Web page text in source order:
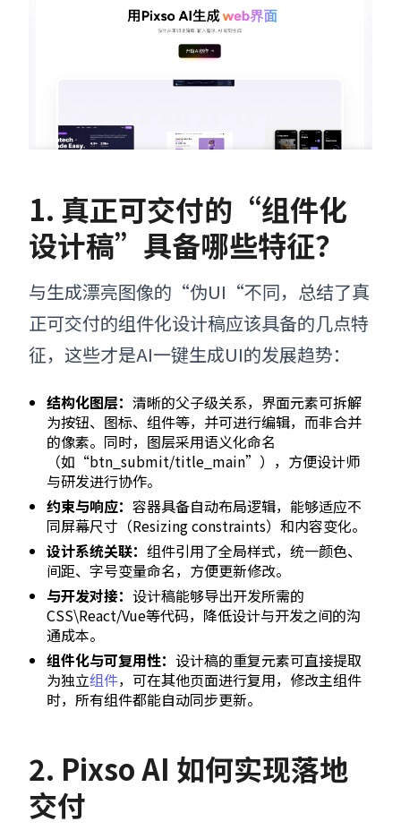
1. 真正可交付的“组件化
设计稿”具备哪些特征？
与生成漂亮图像的“伪UI“不同，总结了真
正可交付的组件化设计稿应该具备的几点特
征，这些才是AI一键生成UI的发展趋势：
结构化图层： 清晰的父子级关系，界面元素可拆解
为按钮、图标、组件等，并可进行编辑，而非合并
的像素。同时，图层采用语义化命名
（如“btn_submit/title_main”），方便设计师
与研发进行协作。
约束与响应： 容器具备自动布局逻辑，能够适应不
同屏幕尺寸（Resizing constraints）和内容变化。
设计系统关联： 组件引用了全局样式，统一颜色、
间距、字号变量命名，方便更新修改。
与开发对接： 设计稿能够导出开发所需的
CSS\React/Vue等代码，降低设计与开发之间的沟
通成本。
组件化与可复用性： 设计稿的重复元素可直接提取
为独立组件，可在其他页面进行复用，修改主组件
时，所有组件都能自动同步更新。
2. Pixso AI 如何实现落地
交付